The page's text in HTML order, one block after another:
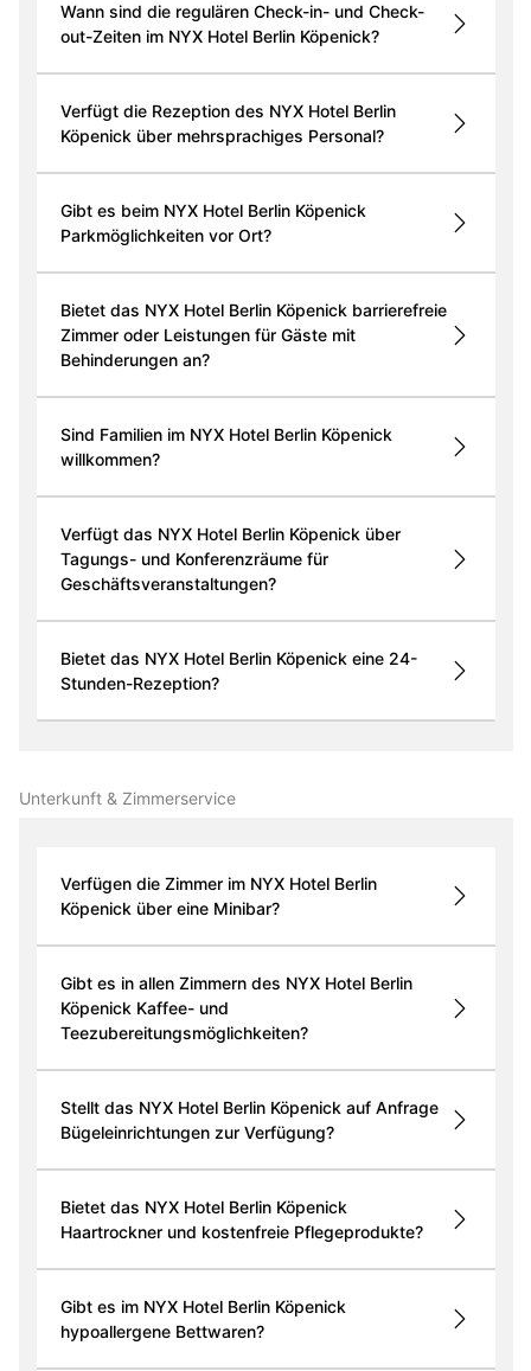
Wann sind die regulären Check-in- und Check-
out-Zeiten im NYX Hotel Berlin Köpenick?
Verfügt die Rezeption des NYX Hotel Berlin
Köpenick über mehrsprachiges Personal?
Gibt es beim NYX Hotel Berlin Köpenick
Parkmöglichkeiten vor Ort?
Bietet das NYX Hotel Berlin Köpenick barrierefreie
Zimmer oder Leistungen für Gäste mit
Behinderungen an?
Sind Familien im NYX Hotel Berlin Köpenick
willkommen?
Verfügt das NYX Hotel Berlin Köpenick über
Tagungs- und Konferenzräume für
Geschäftsveranstaltungen?
Bietet das NYX Hotel Berlin Köpenick eine 24-
Stunden-Rezeption?
Unterkunft & Zimmer­service
Verfügen die Zimmer im NYX Hotel Berlin
Köpenick über eine Minibar?
Gibt es in allen Zimmern des NYX Hotel Berlin
Köpenick Kaffee- und
Teezubereitungsmöglichkeiten?
Stellt das NYX Hotel Berlin Köpenick auf Anfrage
Bügeleinrichtungen zur Verfügung?
Bietet das NYX Hotel Berlin Köpenick
Haartrockner und kostenfreie Pflegeprodukte?
Gibt es im NYX Hotel Berlin Köpenick
hypoallergene Bettwaren?